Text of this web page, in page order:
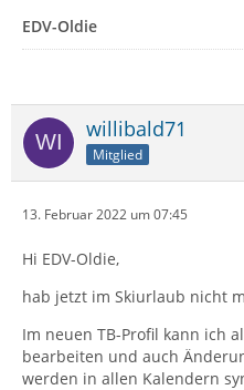
EDV-Oldie
willibald71
Mitglied
13. Februar 2022 um 07:45
Hi EDV-Oldie,
hab jetzt im Skiurlaub nicht
Im neuen TB-Profil kann ich
bearbeiten und auch
werden in allen Kalendern